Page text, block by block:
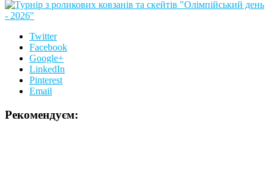
Twitter
Facebook
Google+
LinkedIn
Pinterest
Email
Рекомендуєм: